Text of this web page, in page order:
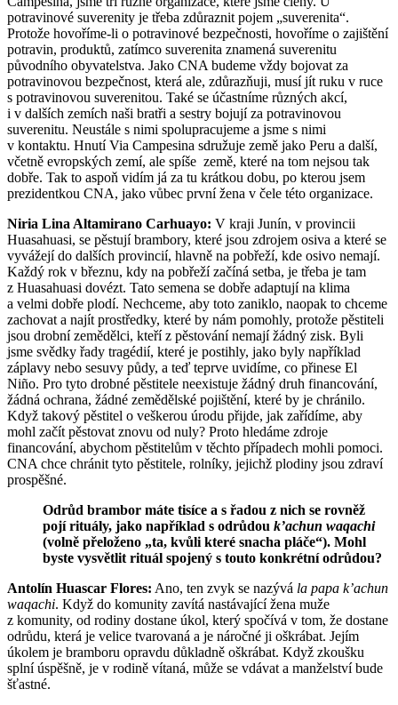
potravinové suverenity je třeba zdůraznit pojem „suverenita“.
Protože hovoříme-li o potravinové bezpečnosti, hovoříme o zajištění
potravin, produktů, zatímco suverenita znamená suverenitu
původního obyvatelstva. Jako CNA budeme vždy bojovat za
potravinovou bezpečnost, která ale, zdůrazňuji, musí jít ruku v ruce
s potravinovou suverenitou. Také se účastníme různých akcí,
i v dalších zemích naši bratři a sestry bojují za potravinovou
suverenitu. Neustále s nimi spolupracujeme a jsme s nimi
v kontaktu. Hnutí Via Campesina sdružuje země jako Peru a další,
včetně evropských zemí, ale spíše země, které na tom nejsou tak
dobře. Tak to aspoň vidím já za tu krátkou dobu, po kterou jsem
prezidentkou CNA, jako vůbec první žena v čele této organizace.
Niria Lina Altamirano Carhuayo: V kraji Junín, v provincii
Huasahuasi, se pěstují brambory, které jsou zdrojem osiva a které se
vyvážejí do dalších provincií, hlavně na pobřeží, kde osivo nemají.
Každý rok v březnu, kdy na pobřeží začíná setba, je třeba je tam
z Huasahuasi dovézt. Tato semena se dobře adaptují na klima
a velmi dobře plodí. Nechceme, aby toto zaniklo, naopak to chceme
zachovat a najít prostředky, které by nám pomohly, protože pěstiteli
jsou drobní zemědělci, kteří z pěstování nemají žádný zisk. Byli
jsme svědky řady tragédií, které je postihly, jako byly například
záplavy nebo sesuvy půdy, a teď teprve uvidíme, co přinese El
Niño. Pro tyto drobné pěstitele neexistuje žádný druh financování,
žádná ochrana, žádné zemědělské pojištění, které by je chránilo.
Když takový pěstitel o veškerou úrodu přijde, jak zařídíme, aby
mohl začít pěstovat znovu od nuly? Proto hledáme zdroje
financování, abychom pěstitelům v těchto případech mohli pomoci.
CNA chce chránit tyto pěstitele, rolníky, jejichž plodiny jsou zdraví
prospěšné.
Odrůd brambor máte tisíce a s řadou z nich se rovněž
pojí rituály, jako například s odrůdou k’achun waqachi
(volně přeloženo „ta, kvůli které snacha pláče“). Mohl
byste vysvětlit rituál spojený s touto konkrétní odrůdou?
Antolín Huascar Flores: Ano, ten zvyk se nazývá la papa k’achun
waqachi. Když do komunity zavítá nastávající žena muže
z komunity, od rodiny dostane úkol, který spočívá v tom, že dostane
odrůdu, která je velice tvarovaná a je náročné ji oškrábat. Jejím
úkolem je bramboru opravdu důkladně oškrábat. Když zkoušku
splní úspěšně, je v rodině vítaná, může se vdávat a manželství bude
šťastné.